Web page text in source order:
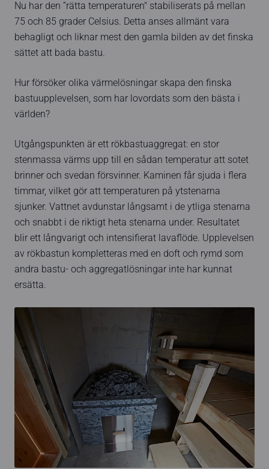
Nu har den ”rätta temperaturen" stabiliserats på mellan
75 och 85 grader Celsius. Detta anses allmänt vara
behagligt och liknar mest den gamla bilden av det finska
sättet att bada bastu.
Hur försöker olika värmelösningar skapa den finska
bastuupplevelsen, som har lovordats som den bästa i
världen?
Utgångspunkten är ett rökbastuaggregat: en stor
stenmassa värms upp till en sådan temperatur att sotet
brinner och svedan försvinner. Kaminen får sjuda i flera
timmar, vilket gör att temperaturen på ytstenarna
sjunker. Vattnet avdunstar långsamt i de ytliga stenarna
och snabbt i de riktigt heta stenarna under. Resultatet
blir ett långvarigt och intensifierat lavaflöde. Upplevelsen
av rökbastun kompletteras med en doft och rymd som
andra bastu- och aggregatlösningar inte har kunnat
ersätta.